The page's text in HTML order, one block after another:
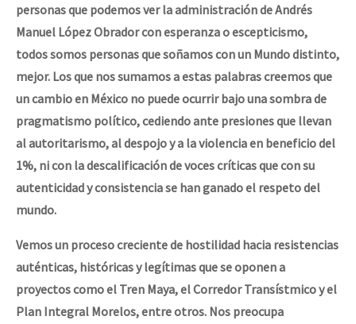
personas que podemos ver la administración de Andrés
Manuel López Obrador con esperanza o escepticismo,
todos somos personas que soñamos con un Mundo distinto,
mejor. Los que nos sumamos a estas palabras creemos que
un cambio en México no puede ocurrir bajo una sombra de
pragmatismo político, cediendo ante presiones que llevan
al autoritarismo, al despojo y a la violencia en beneficio del
1%, ni con la descalificación de voces críticas que con su
autenticidad y consistencia se han ganado el respeto del
mundo.
Vemos un proceso creciente de hostilidad hacia resistencias
auténticas, históricas y legítimas que se oponen a
proyectos como el Tren Maya, el Corredor Transístmico y el
Plan Integral Morelos, entre otros. Nos preocupa